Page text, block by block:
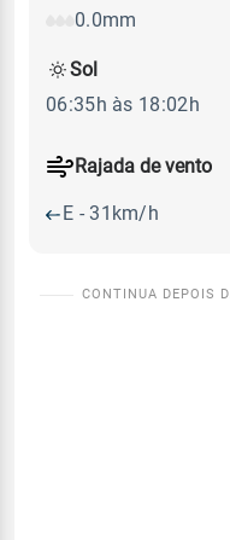
0.0mm
Rajada de vento
E - 31km/h
Sol
06:35h às 18:02h